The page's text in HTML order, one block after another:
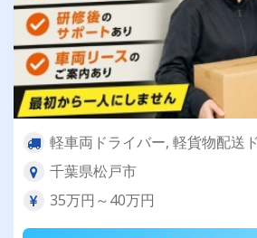
軽車両ドライバー, 軽貨物配送
千葉県松戸市
35万円～40万円